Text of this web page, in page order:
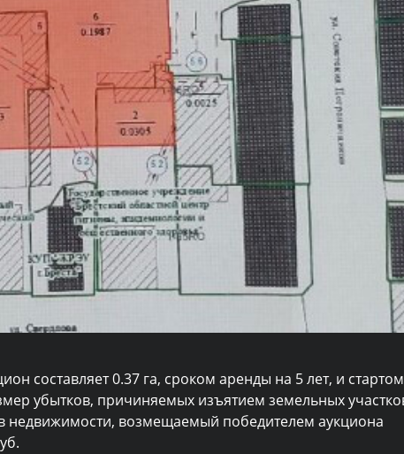
составляет 0.37 га, сроком аренды на 5 лет, и
убытков, причиняемых изъятием земельных
недвижимости, возмещаемый победителем аукциона